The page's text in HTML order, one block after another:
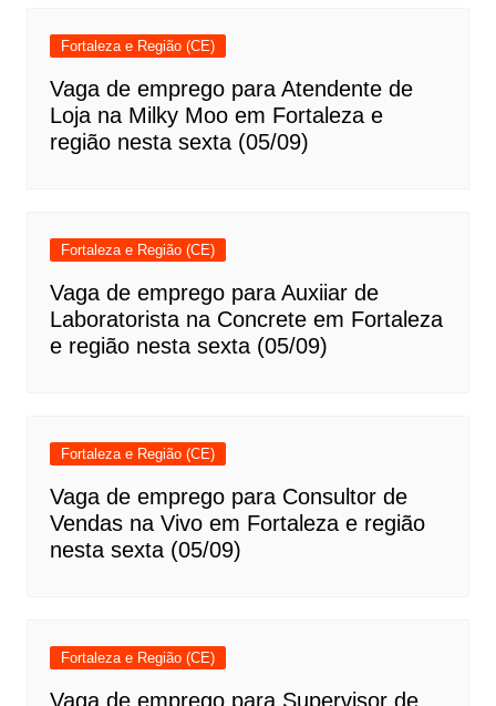
Fortaleza e Região (CE)
Vaga de emprego para Atendente de
Loja na Milky Moo em Fortaleza e
região nesta sexta (05/09)
Fortaleza e Região (CE)
Vaga de emprego para Auxiiar de
Laboratorista na Concrete em Fortaleza
e região nesta sexta (05/09)
Fortaleza e Região (CE)
Vaga de emprego para Consultor de
Vendas na Vivo em Fortaleza e região
nesta sexta (05/09)
Fortaleza e Região (CE)
Vaga de emprego para Supervisor de